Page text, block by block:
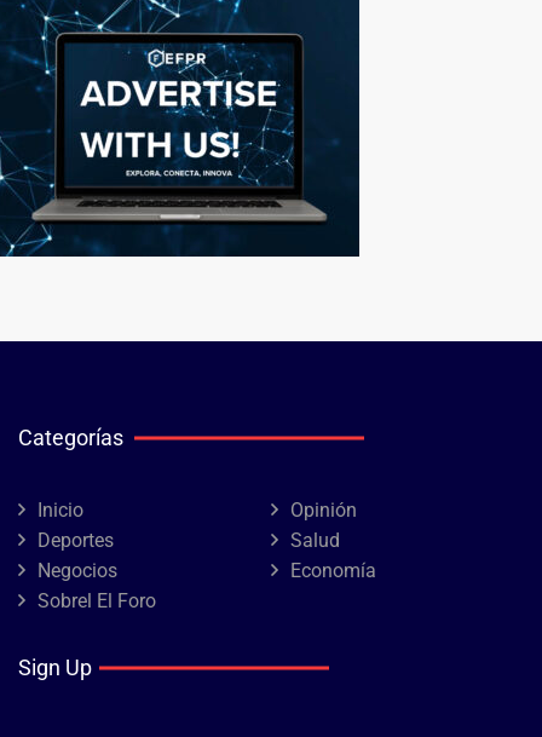
Categorías
Inicio
Opinión
Deportes
Salud
Negocios
Economía
Sobrel El Foro
Sign Up